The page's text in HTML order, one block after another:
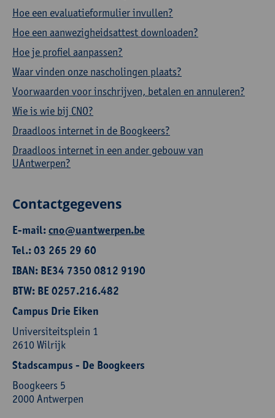
Hoe een evaluatieformulier invullen?
Hoe een aanwezigheidsattest downloaden?
Hoe je profiel aanpassen?
Waar vinden onze nascholingen plaats?
Voorwaarden voor inschrijven, betalen en annuleren?
Wie is wie bij CNO?
Draadloos internet in de Boogkeers?
Draadloos internet in een ander gebouw van
UAntwerpen?
Contactgegevens
E-mail:cno@uantwerpen.be
Tel.: 03 265 29 60
IBAN: BE34 7350 0812 9190
BTW: BE 0257.216.482
Campus Drie Eiken
Universiteitsplein 1
2610 Wilrijk
Stadscampus - De Boogkeers
Boogkeers 5
2000 Antwerpen